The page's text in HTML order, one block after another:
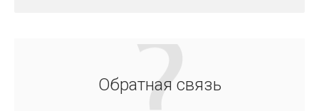
Обратная связь